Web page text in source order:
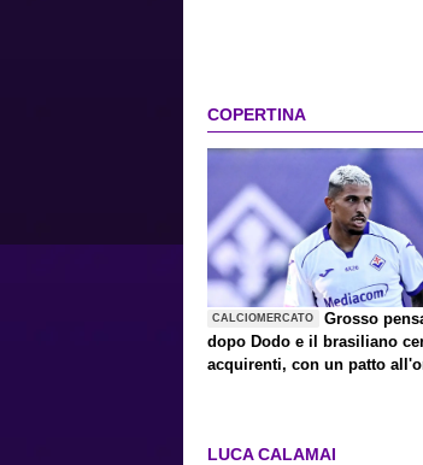
COPERTINA
CALCIOMERCATO
Grosso
dopo Dodo e il brasiliano
acquirenti, con un patto
LUCA CALAMAI